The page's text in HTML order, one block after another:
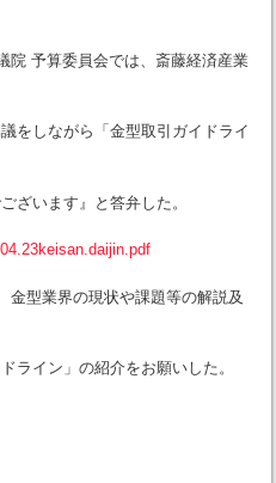
予算委員会では、斎藤経済産業
をしながら「金型取引ガイドライ
ざいます』と答弁した。
型業界の現状や課題等の解説及
ライン」の紹介をお願いした。